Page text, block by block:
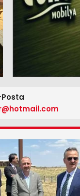
Posta